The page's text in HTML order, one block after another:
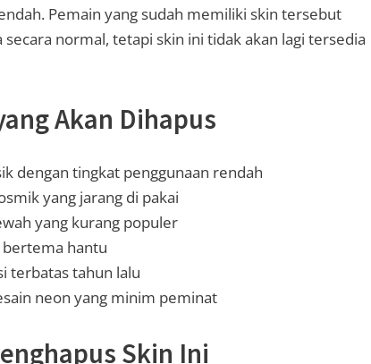
Pemain yang sudah memiliki skin tersebut
normal, tetapi skin ini tidak akan lagi tersedia
Akan Dihapus
dengan tingkat penggunaan rendah
yang jarang di pakai
yang kurang populer
bertema hantu
terbatas tahun lalu
neon yang minim peminat
Skin Ini